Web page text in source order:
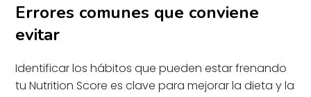
Errores comunes que conviene
evitar
Identificar los hábitos que pueden estar frenando
tu Nutrition Score es clave para mejorar la dieta y la